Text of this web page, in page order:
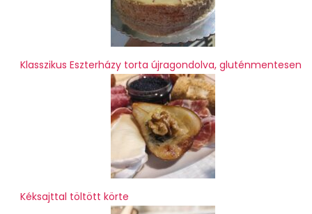
Klasszikus Eszterházy torta újragondolva, gluténmentesen
Kéksajttal töltött körte